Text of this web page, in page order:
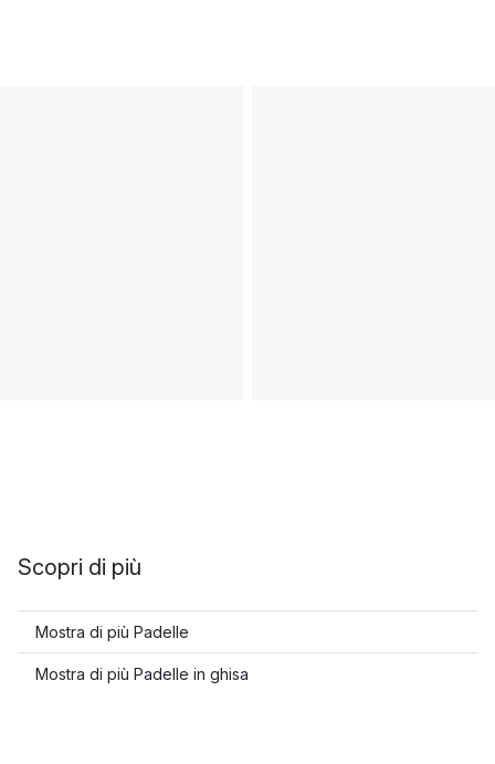
Scopri di più
Mostra di più Padelle
Mostra di più Padelle in ghisa